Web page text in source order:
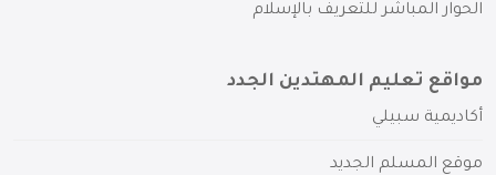
الحوار المباشر للتعريف بالإسلام
مواقع تعليم المهتدين الجدد
أكاديمية سبيلي
موقع المسلم الجديد